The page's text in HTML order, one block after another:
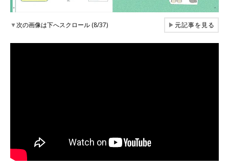
▼次の画像は下へスクロール (8/37) ▶元記事を見る